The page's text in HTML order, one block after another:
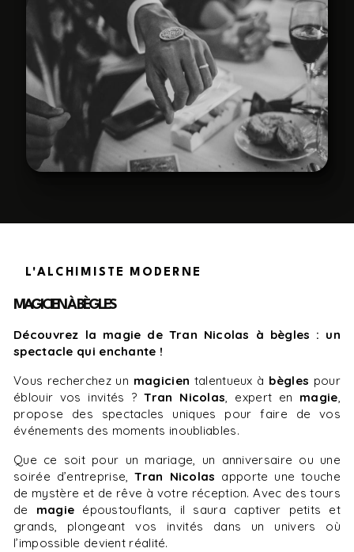
L'ALCHIMISTE MODERNE
MAGICIEN À BÈGLES
Découvrez la magie de Tran Nicolas à bègles : un
spectacle qui enchante !
Vous recherchez un magicien talentueux à bègles pour
éblouir vos invités ?Tran Nicolas, expert en magie,
propose des spectacles uniques pour faire de vos
événements des moments inoubliables.
Que ce soit pour un mariage, un anniversaire ou une
soirée d’entreprise,Tran Nicolas apporte une touche
de mystère et de rêve à votre réception. Avec des tours
de magie époustouflants, il saura captiver petits et
grands, plongeant vos invités dans un univers où
l’impossible devient réalité.